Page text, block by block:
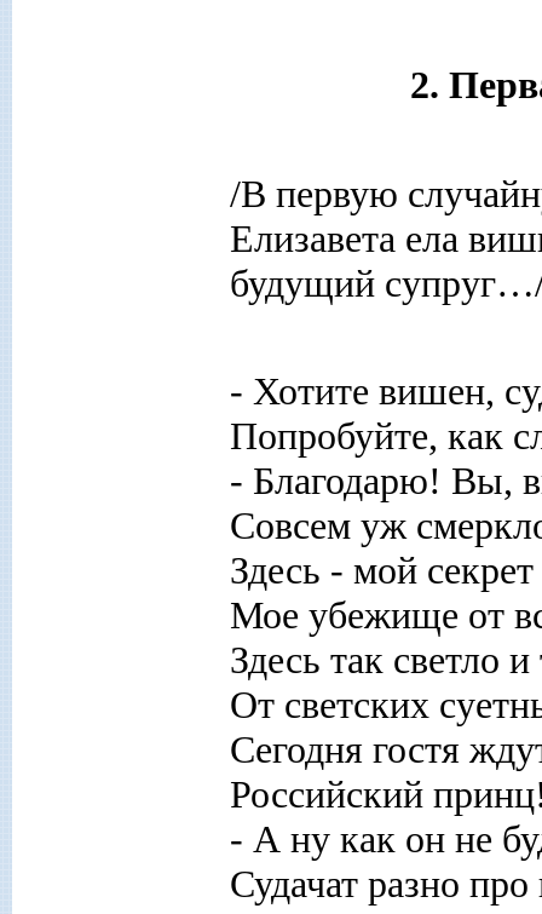
2.
/В первую
Елизавета ела
будущий
- Хотите вишен,
Попробуйте, как
- Благодарю! Вы,
Совсем уж
Здесь - мой
Мое убежище от
Здесь так светло
От светских
Сегодня гостя
Российский
- А ну как он не
Судачат разно про